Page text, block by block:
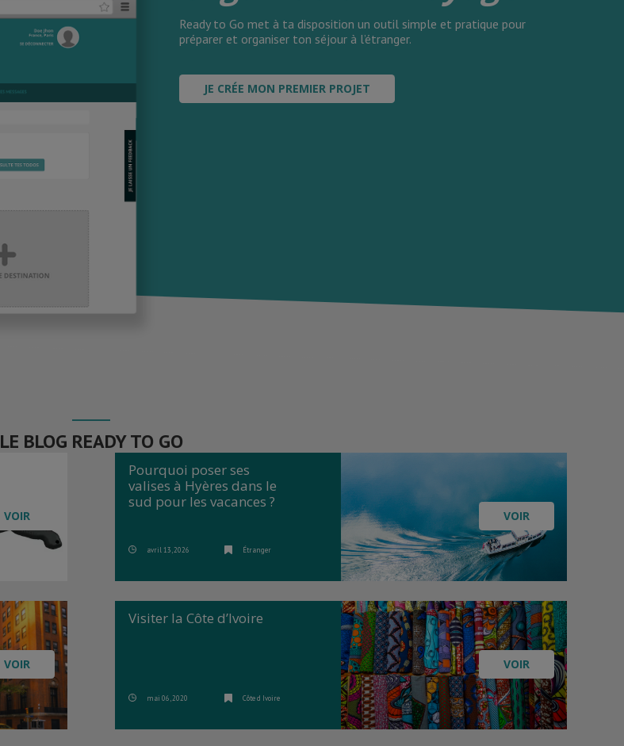
Ready to Go met à ta disposition un outil simple et pratique pour
préparer et organiser ton séjour à l’étranger.
JE CRÉE MON PREMIER PROJET
LE BLOG READY TO GO
VOIR VOIR
Pourquoi poser ses
valises à Hyères dans le
sud pour les vacances ?
avril 13, 2026 Étranger
VOIR VOIR
Visiter la Côte d’Ivoire
mai 06, 2020 Côte d Ivoire